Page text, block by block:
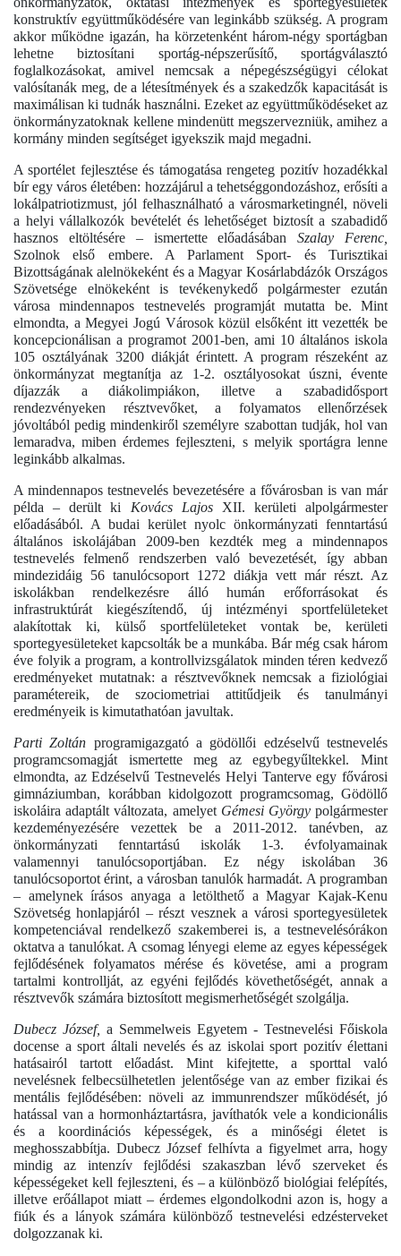
konstruktív együttműködésére van leginkább szükség. A program
akkor működne igazán, ha körzetenként három-négy sportágban
lehetne biztosítani sportág-népszerűsítő, sportágválasztó
foglalkozásokat, amivel nemcsak a népegészségügyi célokat
valósítanák meg, de a létesítmények és a szakedzők kapacitását is
maximálisan ki tudnák használni. Ezeket az együttműködéseket az
önkormányzatoknak kellene mindenütt megszervezniük, amihez a
kormány minden segítséget igyekszik majd megadni.
A sportélet fejlesztése és támogatása rengeteg pozitív hozadékkal
bír egy város életében: hozzájárul a tehetséggondozáshoz, erősíti a
lokálpatriotizmust, jól felhasználható a városmarketingnél, növeli
a helyi vállalkozók bevételét és lehetőséget biztosít a szabadidő
hasznos eltöltésére – ismertette előadásábanSzalay Ferenc,
Szolnok első embere. A Parlament Sport- és Turisztikai
Bizottságának alelnökeként és a Magyar Kosárlabdázók Országos
Szövetsége elnökeként is tevékenykedő polgármester ezután
városa mindennapos testnevelés programját mutatta be. Mint
elmondta, a Megyei Jogú Városok közül elsőként itt vezették be
koncepcionálisan a programot 2001-ben, ami 10 általános iskola
105 osztályának 3200 diákját érintett. A program részeként az
önkormányzat megtanítja az 1-2. osztályosokat úszni, évente
díjazzák a diákolimpiákon, illetve a szabadidősport
rendezvényeken résztvevőket, a folyamatos ellenőrzések
jóvoltából pedig mindenkiről személyre szabottan tudják, hol van
lemaradva, miben érdemes fejleszteni, s melyik sportágra lenne
leginkább alkalmas.
A mindennapos testnevelés bevezetésére a fővárosban is van már
példa – derült ki Kovács LajosXII. kerületi alpolgármester
előadásából. A budai kerület nyolc önkormányzati fenntartású
általános iskolájában 2009-ben kezdték meg a mindennapos
testnevelés felmenő rendszerben való bevezetését, így abban
mindezidáig 56 tanulócsoport 1272 diákja vett már részt. Az
iskolákban rendelkezésre álló humán erőforrásokat és
infrastruktúrát kiegészítendő, új intézményi sportfelületeket
alakítottak ki, külső sportfelületeket vontak be, kerületi
sportegyesületeket kapcsolták be a munkába. Bár még csak három
éve folyik a program, a kontrollvizsgálatok minden téren kedvező
eredményeket mutatnak: a résztvevőknek nemcsak a fiziológiai
paramétereik, de szociometriai attitűdjeik és tanulmányi
eredményeik is kimutathatóan javultak.
Parti Zoltán programigazgató a gödöllői edzéselvű testnevelés
programcsomagját ismertette meg az egybegyűltekkel. Mint
elmondta, az Edzéselvű Testnevelés Helyi Tanterve egy fővárosi
gimnáziumban, korábban kidolgozott programcsomag, Gödöllő
iskoláira adaptált változata, amelyet Gémesi Györgypolgármester
kezdeményezésére vezettek be a 2011-2012. tanévben, az
önkormányzati fenntartású iskolák 1-3. évfolyamainak
valamennyi tanulócsoportjában. Ez négy iskolában 36
tanulócsoportot érint, a városban tanulók harmadát. A programban
– amelynek írásos anyaga a letölthető a Magyar Kajak-Kenu
Szövetség honlapjáról – részt vesznek a városi sportegyesületek
kompetenciával rendelkező szakemberei is, a testnevelésórákon
oktatva a tanulókat. A csomag lényegi eleme az egyes képességek
fejlődésének folyamatos mérése és követése, ami a program
tartalmi kontrollját, az egyéni fejlődés követhetőségét, annak a
résztvevők számára biztosított megismerhetőségét szolgálja.
Dubecz József, a Semmelweis Egyetem - Testnevelési Főiskola
docense a sport általi nevelés és az iskolai sport pozitív élettani
hatásairól tartott előadást. Mint kifejtette, a sporttal való
nevelésnek felbecsülhetetlen jelentősége van az ember fizikai és
mentális fejlődésében: növeli az immunrendszer működését, jó
hatással van a hormonháztartásra, javíthatók vele a kondicionális
és a koordinációs képességek, és a minőségi életet is
meghosszabbítja. Dubecz József felhívta a figyelmet arra, hogy
mindig az intenzív fejlődési szakaszban lévő szerveket és
képességeket kell fejleszteni, és – a különböző biológiai felépítés,
illetve erőállapot miatt – érdemes elgondolkodni azon is, hogy a
fiúk és a lányok számára különböző testnevelési edzésterveket
dolgozzanak ki.